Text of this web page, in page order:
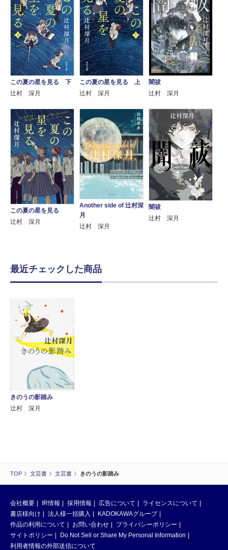
TOP 文芸書 文芸書 きのうの影踏み
この夏の星を見る 下
辻村 深月
この夏の星を見る 上
辻村 深月
闇祓
辻村 深月
この夏の星を見る
辻村 深月
Another side of 辻村深
月
辻村 深月
闇祓
辻村 深月
最近チェックした商品
きのうの影踏み
辻村 深月
会社概要 IR情報 採用情報 広告について
ライセンスについて
書店様向け
法人様一括購入
KADOKAWAグループ
作品の利用について
お問い合わせ
プライバシーポリシー
サイトポリシー
Do Not Sell or Share My Personal Information
利用者情報の外部送信について